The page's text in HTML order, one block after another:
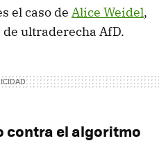
el caso de Alice Weidel,
ultraderecha AfD.
contra el algoritmo